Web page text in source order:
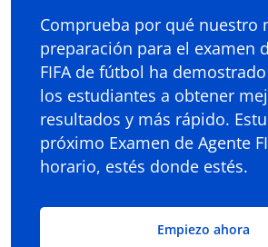
Comprueba por qué nuestro
preparación para el examen
FIFA de fútbol ha
los estudiantes a obtener
resultados y más rápido.
próximo Examen de Agente
horario, estés donde estés.
Empiezo ahora